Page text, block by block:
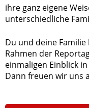
ihre ganz eigene
unterschiedliche
Du und deine
Rahmen der
einmaligen Einblick
Dann freuen wir uns